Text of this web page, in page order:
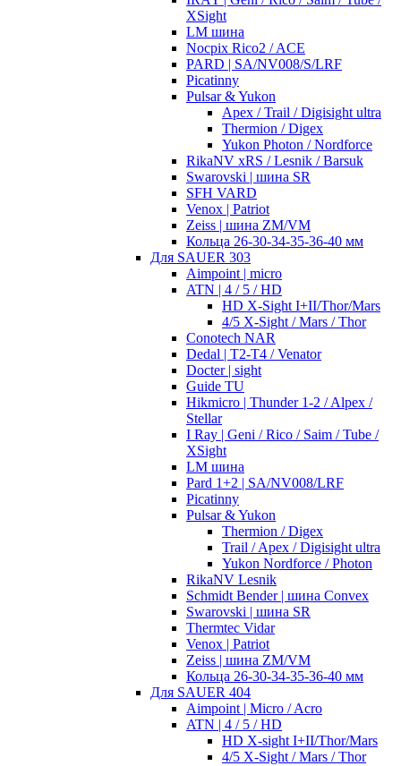
XSight
LM шина
Nocpix Rico2 / ACE
PARD | SA/NV008/S/LRF
Picatinny
Pulsar & Yukon
Apex / Trail / Digisight ultra
Thermion / Digex
Yukon Photon / Nordforce
RikaNV xRS / Lesnik / Barsuk
Swarovski | шина SR
SFH VARD
Venox | Patriot
Zeiss | шина ZM/VM
Кольца 26-30-34-35-36-40 мм
Для SAUER 303
Aimpoint | micro
ATN | 4 / 5 / HD
HD X-Sight I+II/Thor/Mars
4/5 X-Sight / Mars / Thor
Conotech NAR
Dedal | T2-T4 / Venator
Docter | sight
Guide TU
Hikmicro | Thunder 1-2 / Alpex /
Stellar
I Ray | Geni / Rico / Saim / Tube /
XSight
LM шина
Pard 1+2 | SA/NV008/LRF
Picatinny
Pulsar & Yukon
Thermion / Digex
Trail / Apex / Digisight ultra
Yukon Nordforce / Photon
RikaNV Lesnik
Schmidt Bender | шина Convex
Swarovski | шина SR
Thermtec Vidar
Venox | Patriot
Zeiss | шина ZM/VM
Кольца 26-30-34-35-36-40 мм
Для SAUER 404
Aimpoint | Micro / Acro
ATN | 4 / 5 / HD
HD X-sight I+II/Thor/Mars
4/5 X-Sight / Mars / Thor